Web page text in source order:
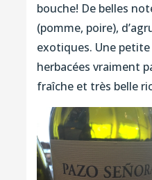
bouche! De belles
(pomme, poire),
exotiques. Une
herbacées vraiment
fraîche et très belle